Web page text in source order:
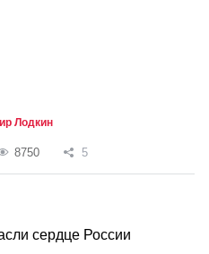
Лодкин
8750 5
сердце России